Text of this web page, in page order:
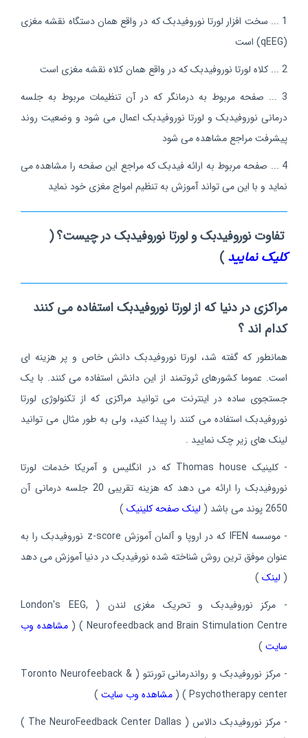
1 ... سخت افزار لورتا نوروفیدبک که در واقع همان دستگاه نقشه مغزی
(qEEG) است
2 ... کلاه لورتا نوروفیدبک که در واقع همان کلاه نقشه مغزی است
3 ... صفحه مربوط به درمانگر که در آن تنظیمات مربوط به جلسه
درمانی نوروفیدبک و لورتا نوروفیدبک اعمال می شود و وضعیت روند
پیشرفت مراجع مشاهده می شود
4 ... صفحه مربوط به ارائه فیدبک که مراجع این صفحه را مشاهده می
نماید و با این می تواند آموزش به تنظیم امواج مغزی خود نماید
تفاوت نوروفیدبک و لورتا نوروفیدبک در چیست؟(
کلیک نمایید )
مراکزی در دنیا که از لورتا نوروفیدبک استفاده می کنند
کدام اند ؟
همانطور که گفته شد، لورتا نوروفیدبک دانش خاص و پر هزینه ای
است. عموما کشورهای ثروتمند از این دانش استفاده می کنند. با یک
جستجوی ساده در اینترنت می توانید مراکزی که از تکنولوژی لورتا
نوروفیدبک استفاده می کنند را پیدا کنید، ولی به طور مثال می توانید
لینک های زیر چک نمایید .
- کلینیک Thomas house که در انگلیس و آمریکا خدمات لورتا
نوروفیدبک را ارائه می دهد که هزینه تقریبی 20 جلسه درمانی آن
2650 پوند می باشد (
لینک صفحه کلینیک )
- موسسه IFEN که در اروپا و آلمان آموزش z-score نوروفیدبک را به
عنوان موفق ترین روش شناخته شده نورفیدبک در دنیا آموزش می دهد
( لینک )
- مرکز نوروفیدبک و تحریک مغزی لندن ( London's EEG,
Neurofeedback and Brain Stimulation Centre ) (
مشاهده وب
سایت )
- مرکز نوروفیدبک و رواندرمانی تورنتو ( Toronto Neurofeeback &
Psychotherapy center ) (
مشاهده وب سایت )
- مرکز نوروفیدبک دالاس ( The NeuroFeedback Center Dallas )